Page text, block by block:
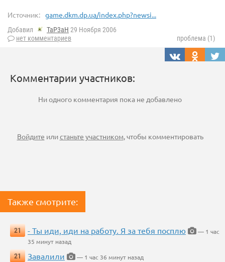
Источник: game.dkm.dp.ua/index.php?newsi...
Добавил TaP3aH 29 Ноября 2006
нет комментариев
проблема (1)
Комментарии участников:
Ни одного комментария пока не добавлено
Войдите илистаньте участником, чтобы комментировать
Также смотрите:
21 - Ты иди, иди на работу. Я за тебя посплю
— 1 час
35 минут назад
21
Завалили
— 1 час 36 минут назад